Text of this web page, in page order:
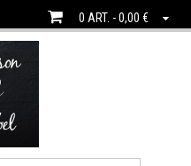
0 ART. - 0,00 €